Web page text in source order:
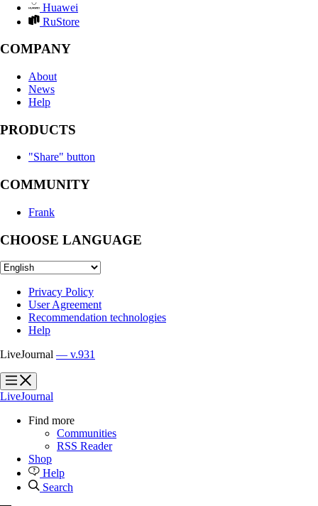
Huawei
RuStore
COMPANY
About
News
Help
PRODUCTS
"Share" button
COMMUNITY
Frank
CHOOSE LANGUAGE
Privacy Policy
User Agreement
Recommendation technologies
Help
LiveJournal — v.931
?
?
LiveJournal
Find more
Communities
RSS Reader
Shop
Help
Search